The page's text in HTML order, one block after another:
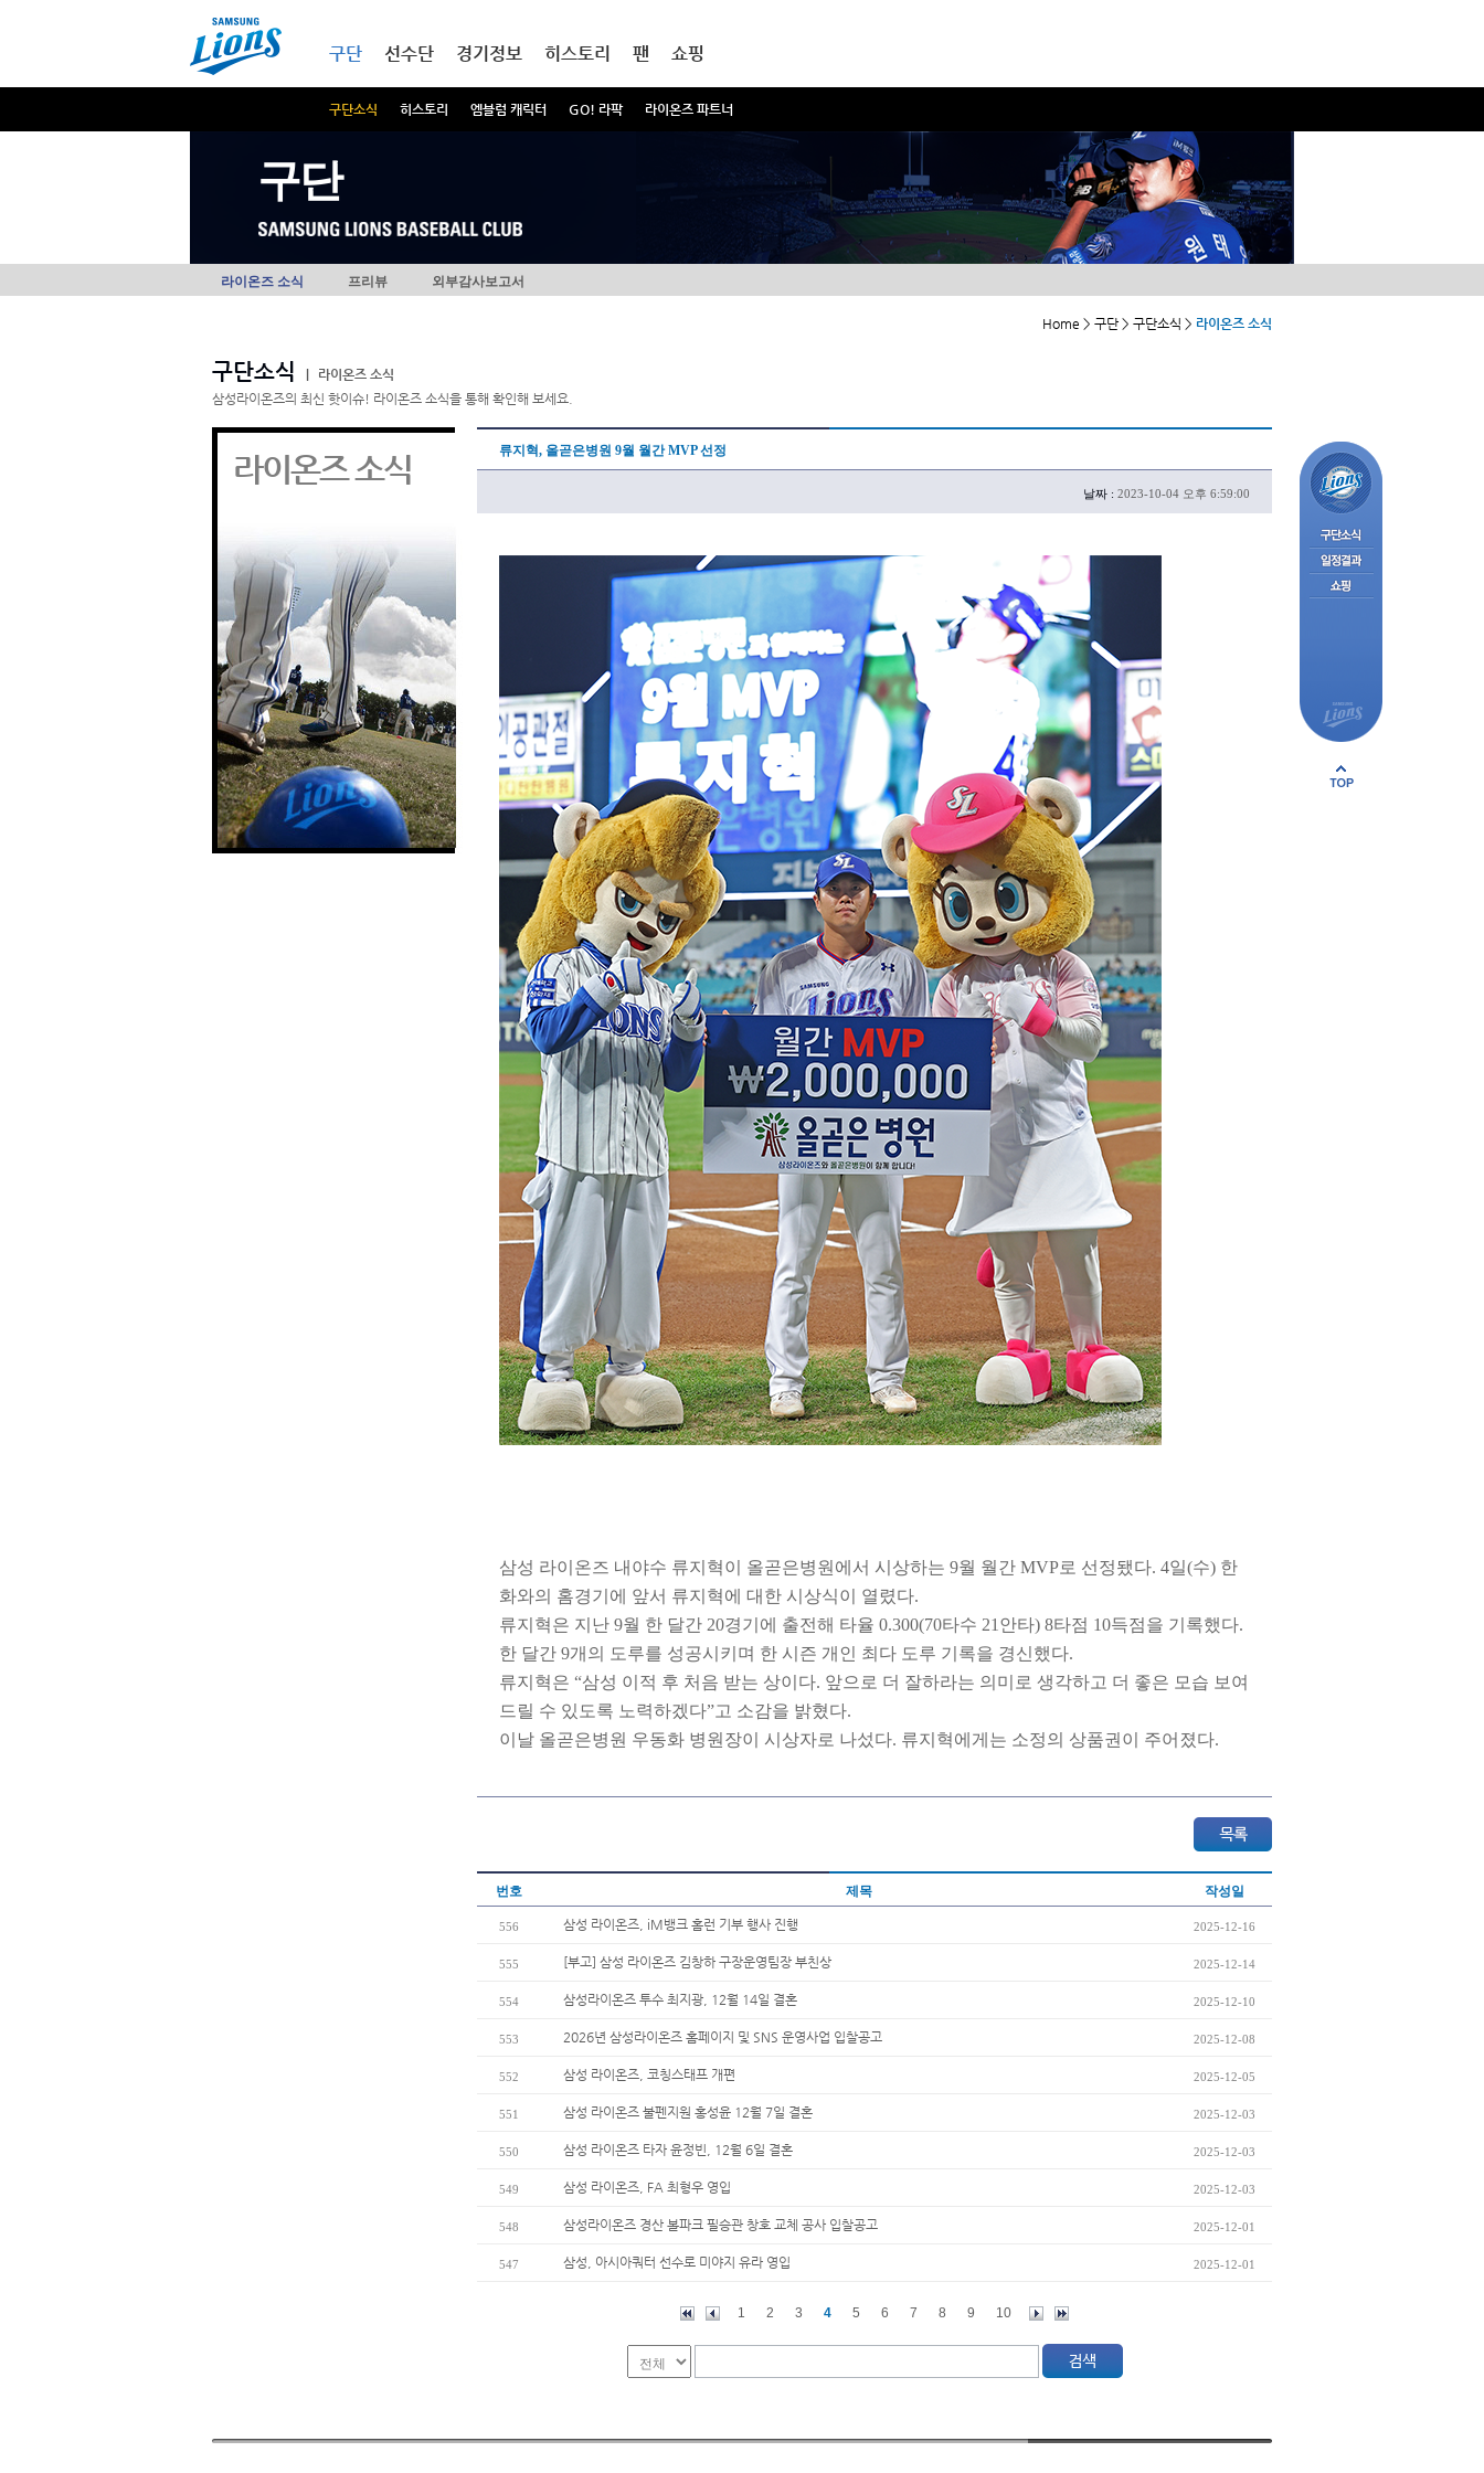
구단
구단소식 히스토리 엠블럼 캐릭터 GO! 라팍 라이온즈 파트너
선수단 경기정보 히스토리 팬 쇼핑
구단
라이온즈 소식 프리뷰 외부감사보고서
Home > 구단 > 구단소식 > 라이온즈 소식
구단소식
라이온즈 소식
삼성라이온즈의 최신 핫이슈! 라이온즈 소식을 통해 확인해 보세요.
라이온즈 소식 류지혁, 올곧은병원 9월 월간 MVP 선정
날짜 : 2023-10-04 오후 6:59:00
삼성 라이온즈 내야수 류지혁이 올곧은병원에서 시상하는 9월 월간 MVP로 선정됐다. 4일(수) 한
화와의 홈경기에 앞서 류지혁에 대한 시상식이 열렸다.
류지혁은 지난 9월 한 달간 20경기에 출전해 타율 0.300(70타수 21안타) 8타점 10득점을 기록했다.
한 달간 9개의 도루를 성공시키며 한 시즌 개인 최다 도루 기록을 경신했다.
류지혁은 “삼성 이적 후 처음 받는 상이다. 앞으로 더 잘하라는 의미로 생각하고 더 좋은 모습 보여
드릴 수 있도록 노력하겠다”고 소감을 밝혔다.
이날 올곧은병원 우동화 병원장이 시상자로 나섰다. 류지혁에게는 소정의 상품권이 주어졌다.
번호 제목 작성일
556 삼성 라이온즈, iM뱅크 홈런 기부 행사 진행 2025-12-16
555 [부고] 삼성 라이온즈 김창하 구장운영팀장 부친상 2025-12-14
554 삼성라이온즈 투수 최지광, 12월 14일 결혼 2025-12-10
553 2026년 삼성라이온즈 홈페이지 및 SNS 운영사업 입찰공고 2025-12-08
552 삼성 라이온즈, 코칭스태프 개편 2025-12-05
551 삼성 라이온즈 불펜지원 홍성윤 12월 7일 결혼 2025-12-03
550 삼성 라이온즈 타자 윤정빈, 12월 6일 결혼 2025-12-03
549 삼성 라이온즈, FA 최형우 영입 2025-12-03
548 삼성라이온즈 경산 볼파크 필승관 창호 교체 공사 입찰공고 2025-12-01
547 삼성, 아시아쿼터 선수로 미야지 유라 영입 2025-12-01
1 2 3 4 5 6 7 8 9 10